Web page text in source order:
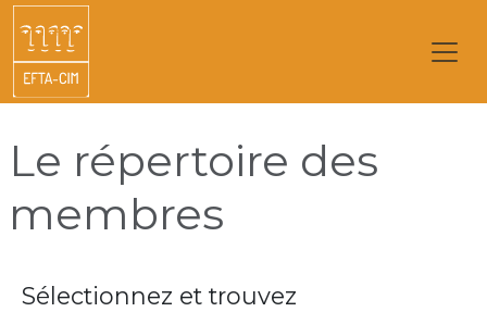
Le répertoire des
membres
Sélectionnez et trouvez